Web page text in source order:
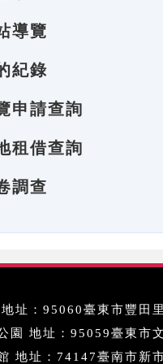
導覽
紀錄
申請查詢
租借查詢
調查
址：95060臺東市豐田
園 地址：95059臺東市
地址：74147臺南市新